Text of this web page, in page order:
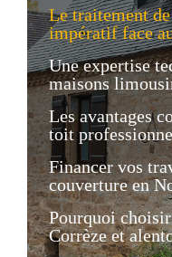
Le traitement
impératif face
Une expertise
maisons
Les avantages
toit
Financer vos
couverture en
Pourquoi
Corrèze et